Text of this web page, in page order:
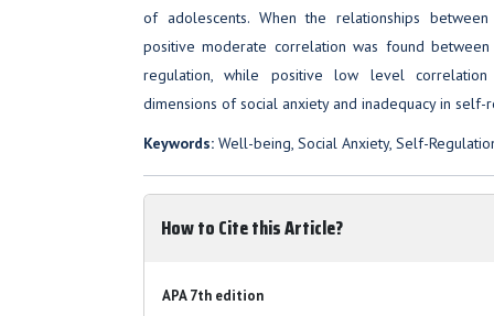
of adolescents. When the relationships
positive moderate correlation was found
regulation, while positive low level
dimensions of social anxiety and inadequacy in self-
Keywords: Well-being, Social Anxiety, Self-
How to Cite this Article?
APA 7th edition